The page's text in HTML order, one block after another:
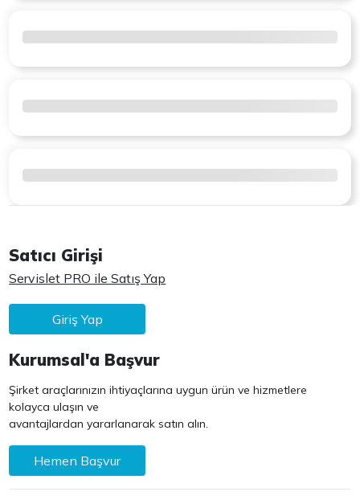
Satıcı Girişi
Servislet PRO ile Satış Yap
Giriş Yap
Kurumsal'a Başvur
Şirket araçlarınızın ihtiyaçlarına uygun ürün ve hizmetlere
kolayca ulaşın ve
avantajlardan yararlanarak satın alın.
Hemen Başvur